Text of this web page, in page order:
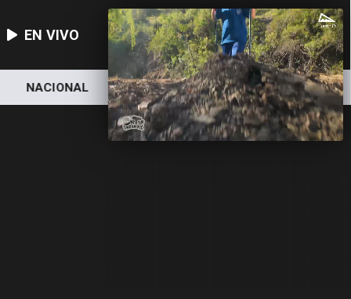
EN VIVO
NACIONAL DEPORTES ECONOMÍA